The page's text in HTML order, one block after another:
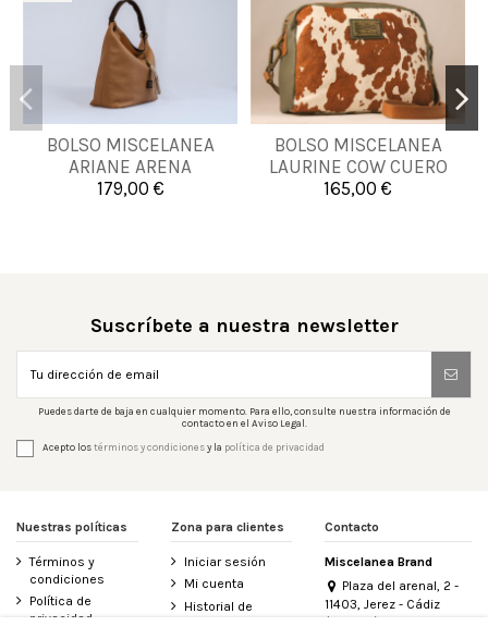
BOLSO MISCELANEA
ARIANE ARENA
179,00 €
UNICA
Añadir al carrito
BOLSO MISCELANEA
LAURINE COW CUERO
165,00 €
UNICA
Añadir al carrito
Suscríbete a nuestra newsletter
Puedes darte de baja en cualquier momento. Para ello, consulte nuestra información de
contacto en el Aviso Legal.
Acepto lostérminos y condicionesy la política de privacidad
Nuestras políticas
Términos y
condiciones
Política de
privacidad
Zona para clientes
Iniciar sesión
Mi cuenta
Historial de
Contacto
Miscelanea Brand
Plaza del arenal, 2 -
11403, Jerez - Cádiz
(España)